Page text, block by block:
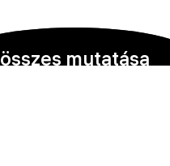
összes mutatása